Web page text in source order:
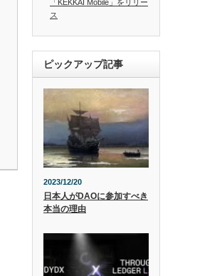
「KEKKAI Mobile」をリリー
ス
ピックアップ記事
2023/12/20
日本人がDAOに参加すべき
本当の理由